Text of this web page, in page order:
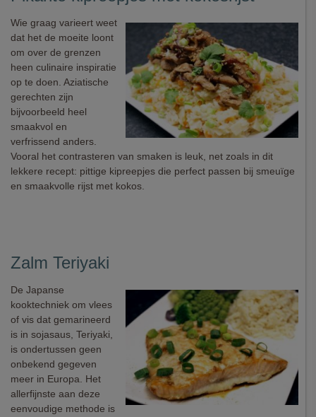
Wie graag varieert weet
dat het de moeite loont
om over de grenzen
heen culinaire inspiratie
op te doen. Aziatische
gerechten zijn
bijvoorbeeld heel
smaakvol en
verfrissend anders.
Vooral het contrasteren van smaken is leuk, net zoals in dit
lekkere recept: pittige kipreepjes die perfect passen bij smeuïge
en smaakvolle rijst met kokos.
Zalm Teriyaki
De Japanse
kooktechniek om vlees
of vis dat gemarineerd
is in sojasaus, Teriyaki,
is ondertussen geen
onbekend gegeven
meer in Europa. Het
allerfijnste aan deze
eenvoudige methode is